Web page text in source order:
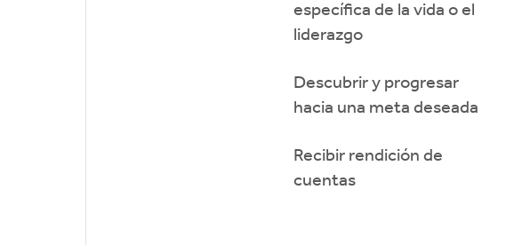
específica de la vida o el
liderazgo
Descubrir y progresar
hacia una meta deseada
Recibir rendición de
cuentas